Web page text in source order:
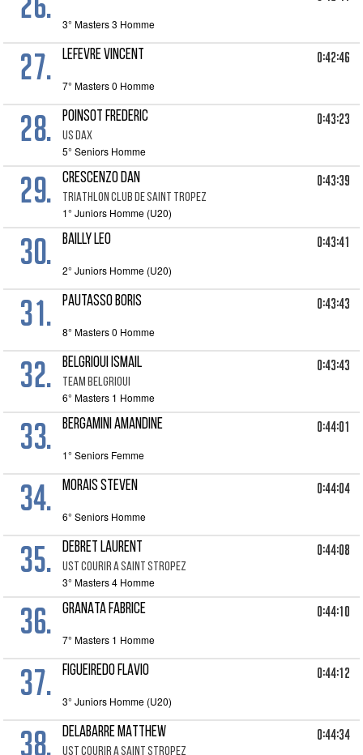
3° Masters 3 Homme
27. LEFEVRE VINCENT 0:42:46
7° Masters 0 Homme
28. POINSOT FREDERIC
US DAX
0:43:23
5° Seniors Homme
29. CRESCENZO DAN
TRIATHLON CLUB DE SAINT TROPEZ
0:43:39
1° Juniors Homme (U20)
30. BAILLY LEO 0:43:41
2° Juniors Homme (U20)
31. PAUTASSO BORIS 0:43:43
8° Masters 0 Homme
32. BELGRIOUI ISMAIL
TEAM BELGRIOUI
0:43:43
6° Masters 1 Homme
33. BERGAMINI AMANDINE 0:44:01
1° Seniors Femme
34. MORAIS STEVEN 0:44:04
6° Seniors Homme
35. DEBRET LAURENT
UST COURIR A SAINT STROPEZ
0:44:08
3° Masters 4 Homme
36. GRANATA FABRICE 0:44:10
7° Masters 1 Homme
37. FIGUEIREDO FLAVIO 0:44:12
3° Juniors Homme (U20)
38. DELABARRE MATTHEW
UST COURIR A SAINT STROPEZ
0:44:34